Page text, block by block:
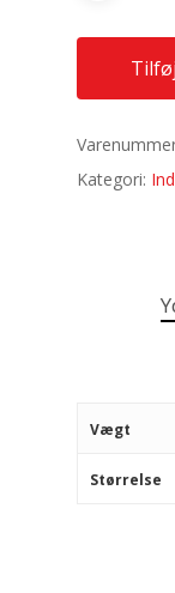
Kategori:
Vægt
Størrelse